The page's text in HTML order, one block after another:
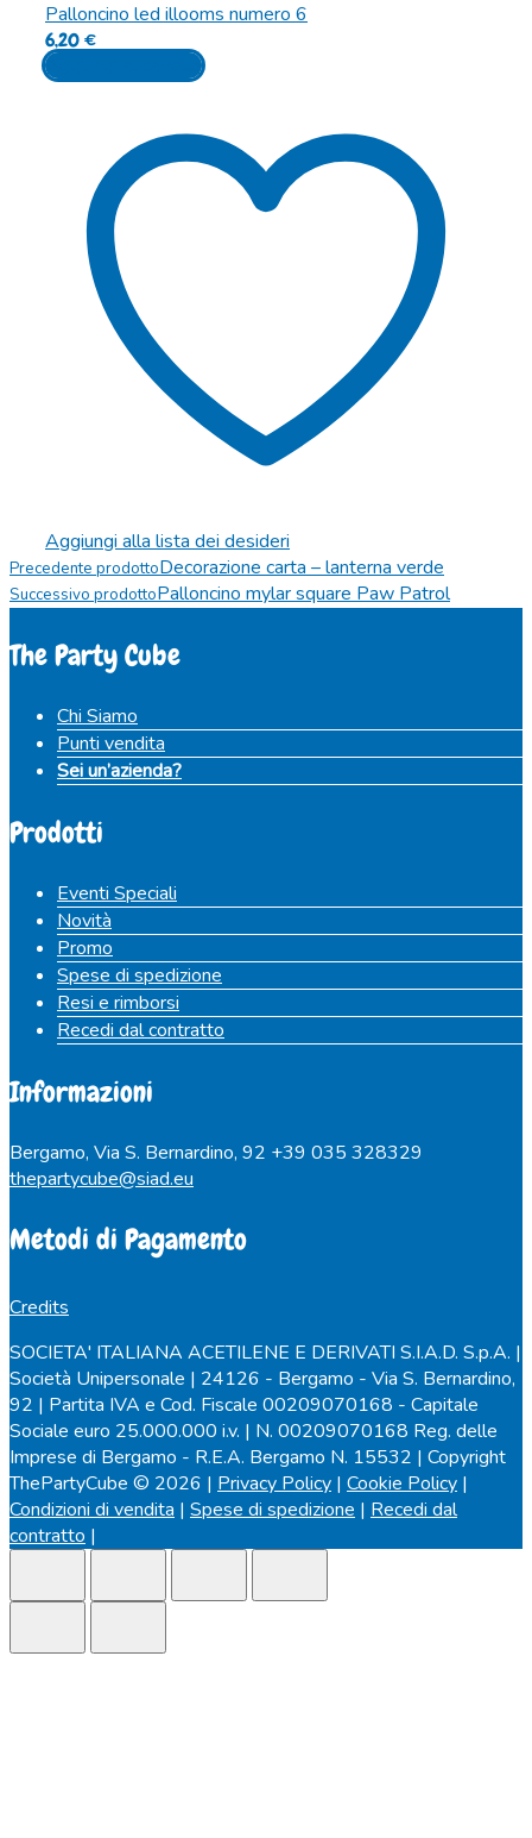
Palloncino led illooms numero 6
6,20€
Aggiungi al carrello
Aggiungi alla lista dei desideri
Precedente prodottoDecorazione carta – lanterna verde
Successivo prodottoPalloncino mylar square Paw Patrol
The Party Cube
Chi Siamo
Punti vendita
Sei un’azienda?
Prodotti
Eventi Speciali
Novità
Promo
Spese di spedizione
Resi e rimborsi
Recedi dal contratto
Informazioni
Bergamo, Via S. Bernardino, 92 +39 035 328329
thepartycube@siad.eu
Metodi di Pagamento
Credits
SOCIETA' ITALIANA ACETILENE E DERIVATI S.I.A.D. S.p.A. |
Società Unipersonale | 24126 - Bergamo - Via S. Bernardino,
92 | Partita IVA e Cod. Fiscale 00209070168 - Capitale
Sociale euro 25.000.000 i.v. | N. 00209070168 Reg. delle
Imprese di Bergamo - R.E.A. Bergamo N. 15532 | Copyright
ThePartyCube © 2026 | Privacy Policy | Cookie Policy |
Condizioni di vendita | Spese di spedizione | Recedi dal
contratto |